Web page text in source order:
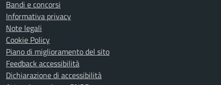
Bandi e concorsi
Informativa privacy
Note legali
Cookie Policy
Piano di miglioramento del sito
Feedback accessibilità
Dichiarazione di accessibilità